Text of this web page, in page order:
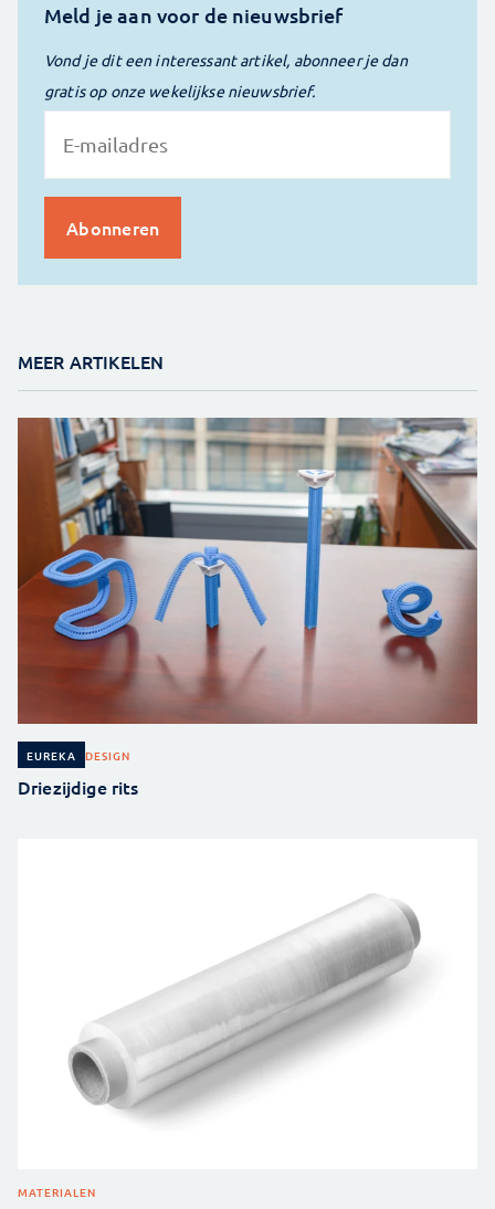
Meld je aan voor de nieuwsbrief
Vond je dit een interessant artikel, abonneer je dan
gratis op onze wekelijkse nieuwsbrief.
MEER ARTIKELEN
EUREKA DESIGN
Driezijdige rits
MATERIALEN